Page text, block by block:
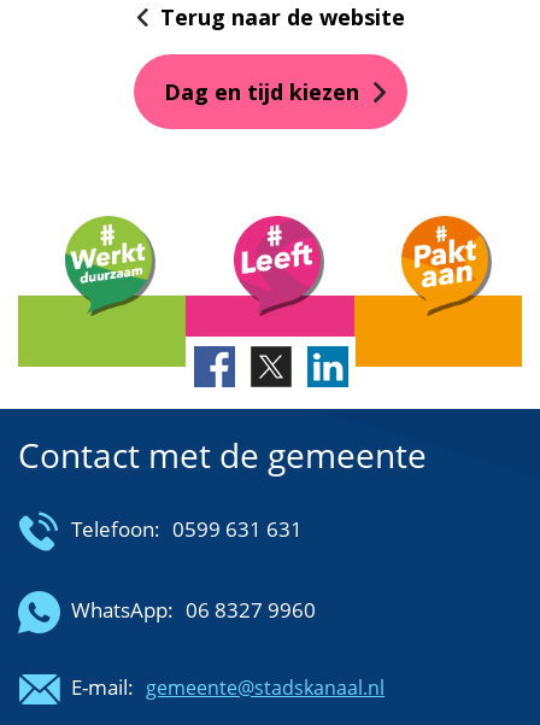
Terug naar de website
Contact met de gemeente
Telefoon: 0599 631 631
WhatsApp: 06 8327 9960
E-mail: gemeente@stadskanaal.nl